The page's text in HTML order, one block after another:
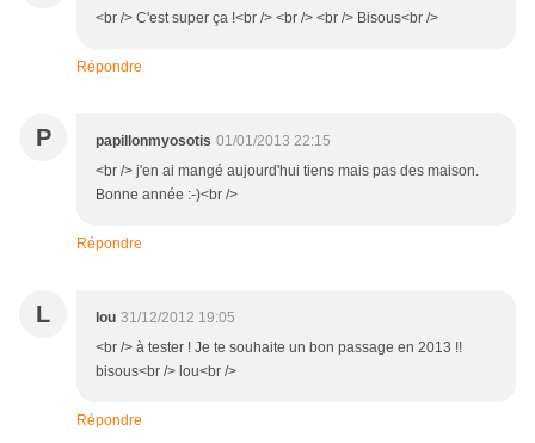
<br /> C'est super ça !<br /> <br /> <br /> Bisous<br />
Répondre
P papillonmyosotis 01/01/2013 22:15
<br /> j'en ai mangé aujourd'hui tiens mais pas des maison.
Bonne année :-)<br />
Répondre
L lou 31/12/2012 19:05
<br /> à tester ! Je te souhaite un bon passage en 2013 !!
bisous<br /> lou<br />
Répondre